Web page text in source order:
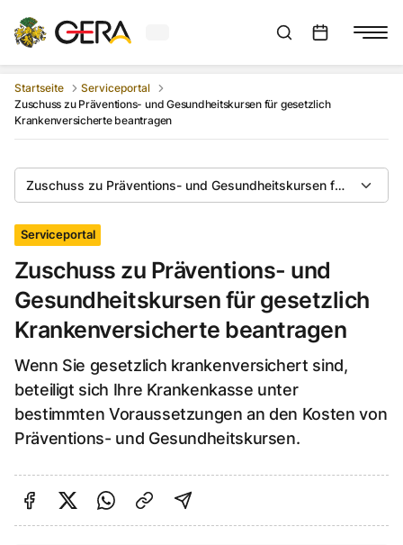
Aktuelles Wetter in GeraSuchleiste anzeigen
Startseite
Serviceportal
Zuschuss zu Präventions- und Gesundheitskursen für gesetzlich
Krankenversicherte beantragen
Zuschuss zu Präventions- und Gesundheitskursen für
Serviceportal
Zuschuss zu Präventions- und
Gesundheitskursen für gesetzlich
Krankenversicherte beantragen
Wenn Sie gesetzlich krankenversichert sind,
beteiligt sich Ihre Krankenkasse unter
bestimmten Voraussetzungen an den Kosten von
Präventions- und Gesundheitskursen.
Auf Facebook teilen
Auf Twitter teilen
Per Link teilen
shareViaEmail